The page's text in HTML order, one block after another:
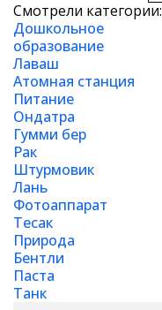
Смотрели категории:
Дошкольное
образование
Лаваш
Атомная станция
Питание
Ондатра
Гумми бер
Рак
Штурмовик
Лань
Фотоаппарат
Тесак
Природа
Бентли
Паста
Танк